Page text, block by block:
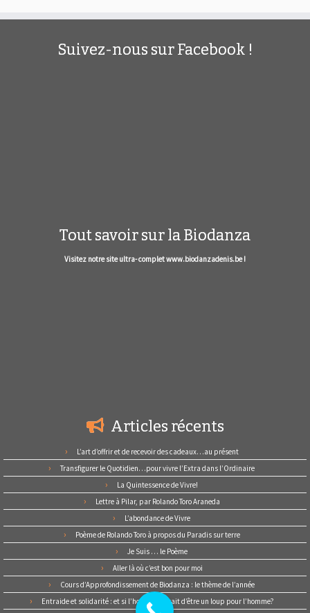
Suivez-nous sur Facebook !
Tout savoir sur la Biodanza
Visitez notre site ultra- complet www.biodanzadenis.be !
Articles récents
L’art d’offrir et de recevoir des cadeaux…au présent
Transfigurer le Quotidien…pour vivre l’Extra dans l’Ordinaire
La Quintessence de Vivre!
Lettre à Pilar, par Rolando Toro Araneda
L’abondance de Vivre
Poème de Rolando Toro à propos du Paradis sur terre
Je Suis … le Poème
Aller là où c’est bon pour moi
Cours d’Approfondissement de Biodanza : le thème de l’année
Entraide et solidarité : et si l’homme cessait d’être un loup pour l’homme?